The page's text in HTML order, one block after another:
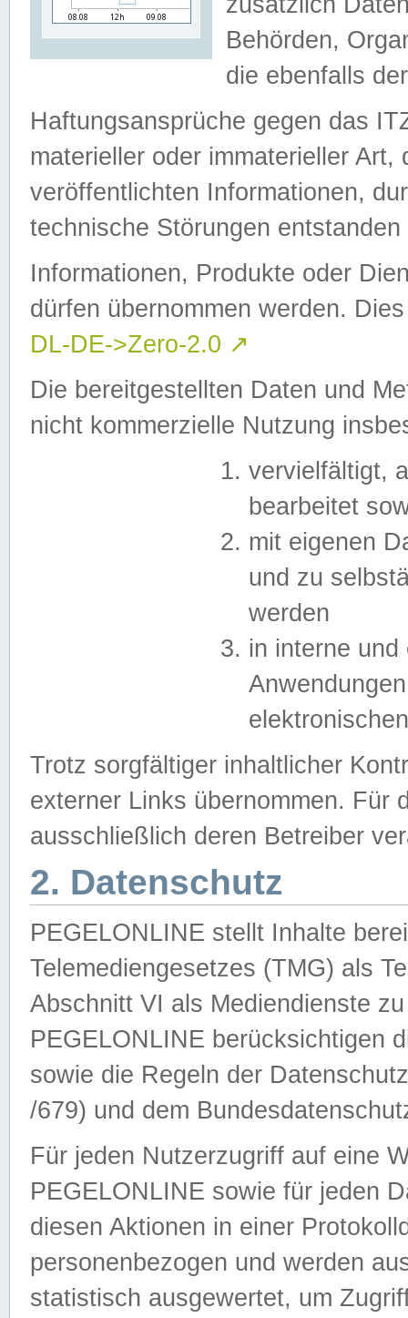
Behörden,
die ebenfalls
Haftungsansprüche gegen das
materieller oder immaterieller
veröffentlichten Informationen,
technische Störungen
Informationen, Produkte oder
dürfen übernommen werden.
DL-DE->Zero-2.0 ↗
Die bereitgestellten Daten und
nicht kommerzielle Nutzung
vervielfältigt,
bearbeitet
mit eigenen
und zu
werden
in interne
Trotz sorgfältiger inhaltlicher
externer Links übernommen. Für
ausschließlich deren Betreiber
2. Datenschutz
PEGELONLINE stellt Inhalte
Telemediengesetzes (TMG) als
Abschnitt VI als Mediendienste
PEGELONLINE berücksichtigen
sowie die Regeln der
/679) und dem
Für jeden Nutzerzugriff auf eine
PEGELONLINE sowie für jeden
diesen Aktionen in einer
personenbezogen und werden
statistisch ausgewertet, um